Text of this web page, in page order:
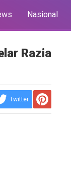
Nasional
Razia
Twitter